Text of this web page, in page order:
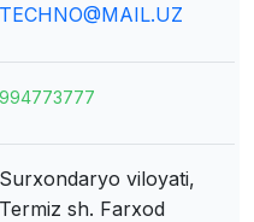
TECHNO@MAIL.UZ
994773777
Surxondaryo viloyati,
Termiz sh. Farxod